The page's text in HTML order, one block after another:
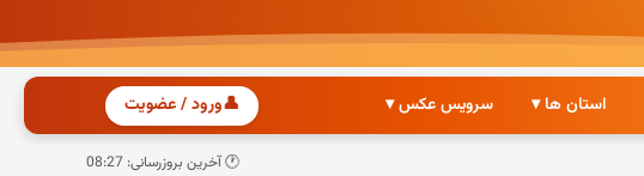
استان ها ▾ سرویس عکس ▾ 👤ورود / عضویت
🕐 آخرین بروزرسانی: 08:27